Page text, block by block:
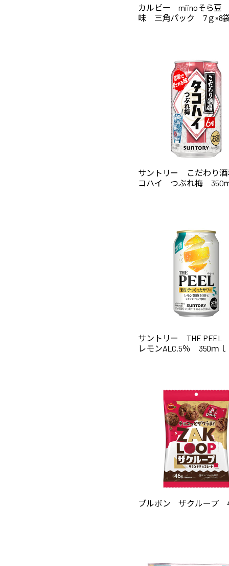
カルビー miinoそら豆
味 三角パック 7ｇ×8
サントリー こだわり酒
コハイ つぶれ梅 350
サントリー THE PEEL
レモンALC.5％ 350ｍｌ
ブルボン ザクループ